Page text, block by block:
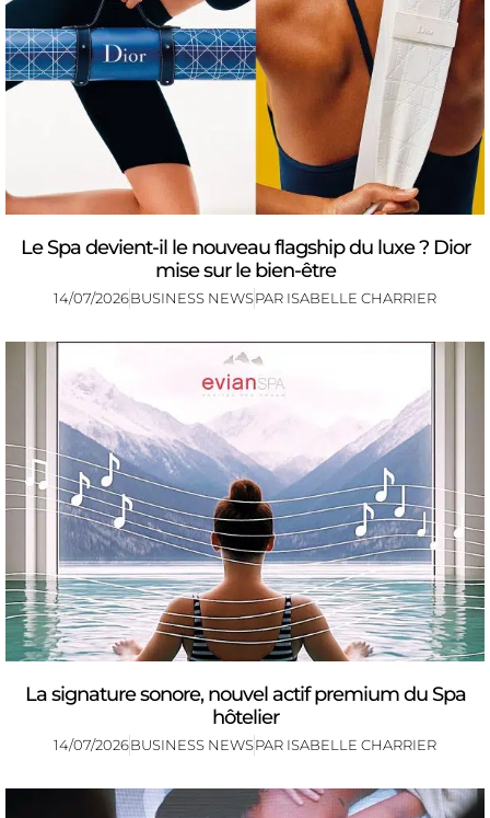
Le Spa devient-il le nouveau flagship du luxe ? Dior
mise sur le bien-être
14/07/2026BUSINESS NEWSPAR ISABELLE CHARRIER
La signature sonore, nouvel actif premium du Spa
hôtelier
14/07/2026BUSINESS NEWSPAR ISABELLE CHARRIER